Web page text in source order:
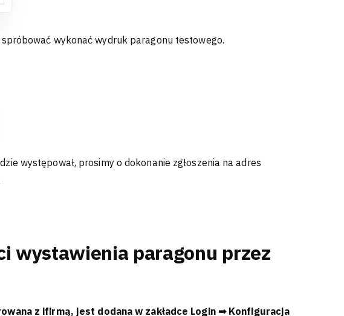
wykonać wydruk paragonu testowego.
występował, prosimy o dokonanie zgłoszenia na adres
wystawienia paragonu przez
z ifirmą, jest dodana w zakładce Login ➡ Konfiguracja